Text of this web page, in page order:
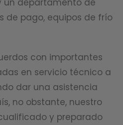
de pago, equipos de frío
con importantes
en servicio técnico a
dar una asistencia
no obstante, nuestro
y preparado